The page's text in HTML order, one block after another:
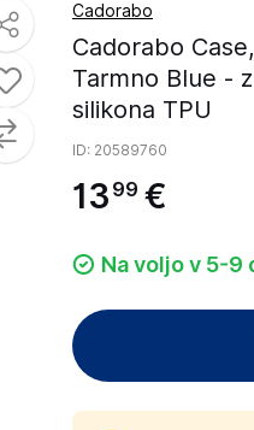
Cadorabo
Cadorabo
Tarmno Blue -
silikona TPU
ID: 20589760
13 99 €
Na voljo v 5-9